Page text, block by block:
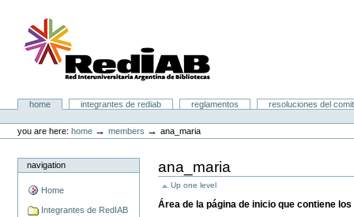
content.
Portal RedIAB
Sectionshome integrantes de rediab reglamentos
resoluciones del
tools
you are here: home →members →ana_maria
navigation
Home
Integrantes de RedIAB
ana_maria
Up one level
Área de la página de inicio que contiene